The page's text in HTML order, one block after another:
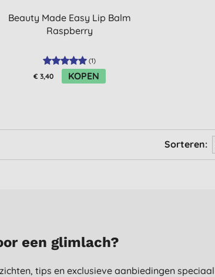
Beauty Made Easy Lip Balm
Raspberry
(1)
€ 3,40 KOPEN
Sorteren:
een glimlach?
tips en exclusieve aanbiedingen